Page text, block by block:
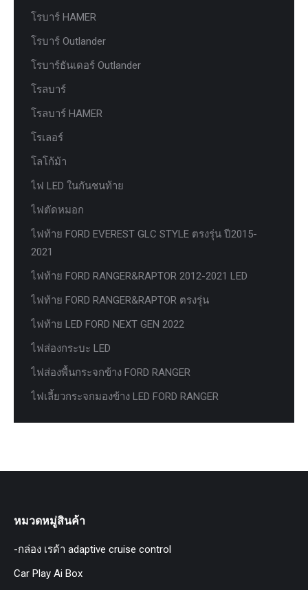
โรบาร์ HAMER
โรบาร์ Outlander
โรบาร์ธันเดอร์ Outlander
โรลบาร์
โรลบาร์ HAMER
โรเลอร์
โลโก้ม้า
ไฟ LED ในกันชนท้าย
ไฟตัดหมอก
ไฟท้าย FORD EVEREST GLC STYLE ตรงรุ่น ปี2015-
2021
ไฟท้าย FORD RANGER&RAPTOR 2012-2021 LED
ไฟท้าย FORD RANGER&RAPTOR ตรงรุ่น
ไฟท้าย LED FORD NEXT GEN 2022
ไฟส่องกระบะ LED
ไฟส่องพื้นกระจกข้าง FORD RANGER
ไฟเลี้ยวกระจกมองข้าง LED FORD RANGER
หมวดหมู่สินค้า
-กล่อง เรด้า adaptive cruise control
Car Play Ai Box